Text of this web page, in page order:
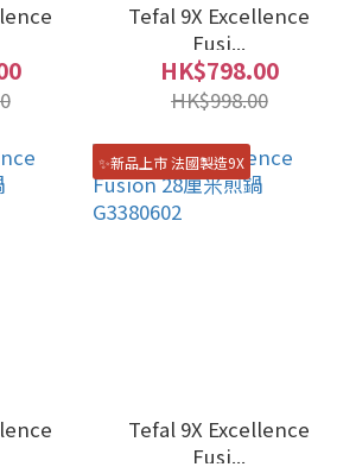
Tefal 9X Excellence
Fusi...
HK$798.00
HK$998.00
✨新品上市 法國製造9X
Tefal 9X Excellence
Fusi...